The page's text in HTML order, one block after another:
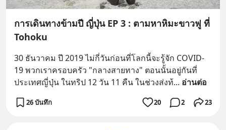
การเดินทางข้ามปี ญี่ปุ่น EP 3 : ตามหาหิมะขาวฟู ที่
Tohoku
30 ธันวาคม ปี 2019 ไม่กี่วันก่อนที่โลกนี้จะรู้จัก COVID-
19 พวกเราครอบครัว "กลางสายทาง" ตอนนั้นอยู่กันที่
ประเทศญี่ปุ่น ในทริป 12 วัน 11 คืน ในช่วงส่งท้... อ่านต่อ
26 บันทึก 20 2 23